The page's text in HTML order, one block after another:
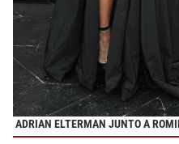
ADRIAN ELTERMAN JUNTO A